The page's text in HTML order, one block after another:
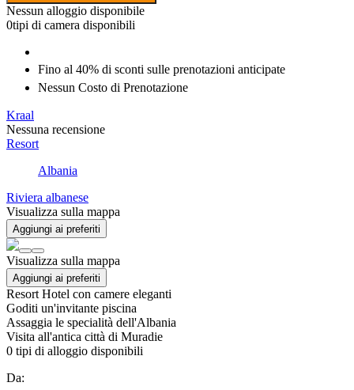
Nessun alloggio disponibile
0tipi di camera disponibili
Fino al 40% di sconti sulle prenotazioni anticipate
Nessun Costo di Prenotazione
Kraal
Nessuna recensione
Resort
Albania
Riviera albanese
Visualizza sulla mappa
Aggiungi ai preferiti
Visualizza sulla mappa
Aggiungi ai preferiti
Resort Hotel con camere eleganti
Goditi un'invitante piscina
Assaggia le specialità dell'Albania
Visita all'antica città di Muradie
0 tipi di alloggio disponibili
Da: